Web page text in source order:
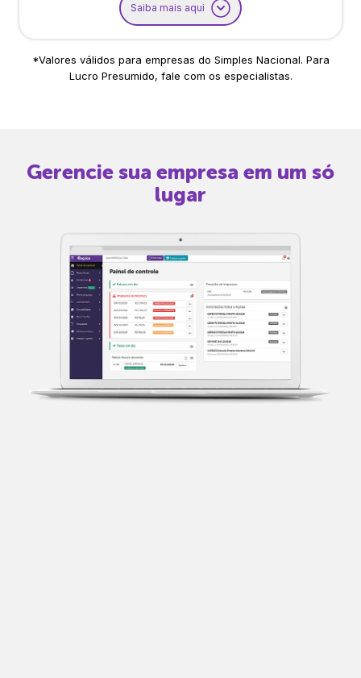
Saiba mais aqui
*Valores válidos para empresas do Simples Nacional. Para
Lucro Presumido, fale com os especialistas.
Gerencie sua empresa em um só
lugar